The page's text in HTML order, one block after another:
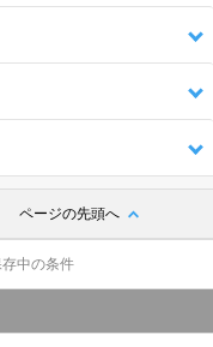
ページの先頭へ
存中の条件